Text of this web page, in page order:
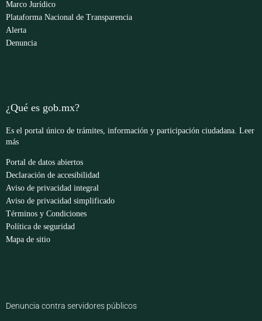
Marco Jurídico
Plataforma Nacional de Transparencia
Alerta
Denuncia
¿Qué es gob.mx?
Es el portal único de trámites, información y participación ciudadana. Leer
más
Portal de datos abiertos
Declaración de accesibilidad
Aviso de privacidad integral
Aviso de privacidad simplificado
Términos y Condiciones
Política de seguridad
Mapa de sitio
Denuncia contra servidores públicos